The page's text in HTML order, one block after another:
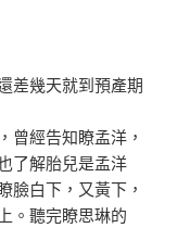
幾天就到預產期
經告知瞭孟洋，
了解胎兒是孟洋
臉白下，又黃下，
。聽完瞭思琳的